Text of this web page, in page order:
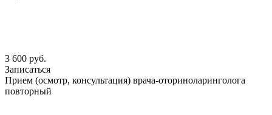
3 600 руб.
Записаться
Прием (осмотр, консультация) врача-оториноларинголога
повторный